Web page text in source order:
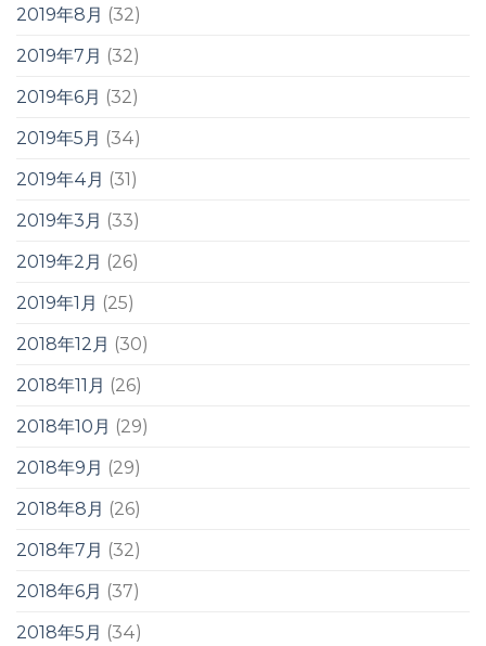
2019年8月 (32)
2019年7月 (32)
2019年6月 (32)
2019年5月 (34)
2019年4月 (31)
2019年3月 (33)
2019年2月 (26)
2019年1月 (25)
2018年12月 (30)
2018年11月 (26)
2018年10月 (29)
2018年9月 (29)
2018年8月 (26)
2018年7月 (32)
2018年6月 (37)
2018年5月 (34)